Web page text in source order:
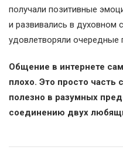
получали позитивные
и развивались в духовном
удовлетворяли очередные
Общение в интернете
плохо. Это просто часть
полезно в разумных
соединению двух